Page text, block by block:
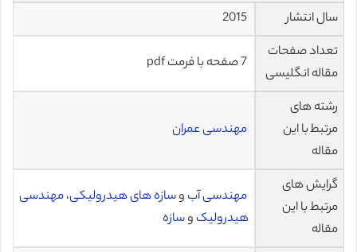
سال انتشار
تعداد صفحات
مقاله انگلیسی
رشته های
مرتبط با این
مقاله
مهندسی عمران
گرایش های
مرتبط با این
مقاله
مهندسی آب وسازه های هیدرولیکی،مهندسی
هیدرولیک وسازه